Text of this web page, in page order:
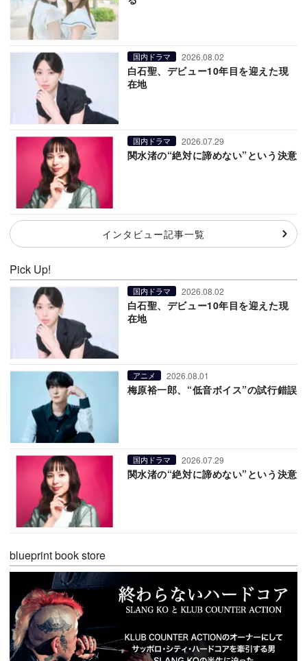
国内ドラマ 2026.08.02
白石聖、デビュー10年目を迎えた現
在地
国内ドラマ 2026.07.29
関水渚の“絶対に諦めない”という決意
インタビュー記事一覧
Pick Up!
国内ドラマ 2026.08.02
白石聖、デビュー10年目を迎えた現
在地
アニメ 2026.08.01
梅原裕一郎、“低音ボイス”の試行錯誤
国内ドラマ 2026.07.29
関水渚の“絶対に諦めない”という決意
blueprint book store